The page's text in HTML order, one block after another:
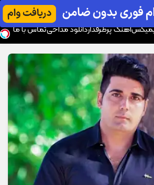
آهنگ پرطرفداردانلود مداحیتماس با ما